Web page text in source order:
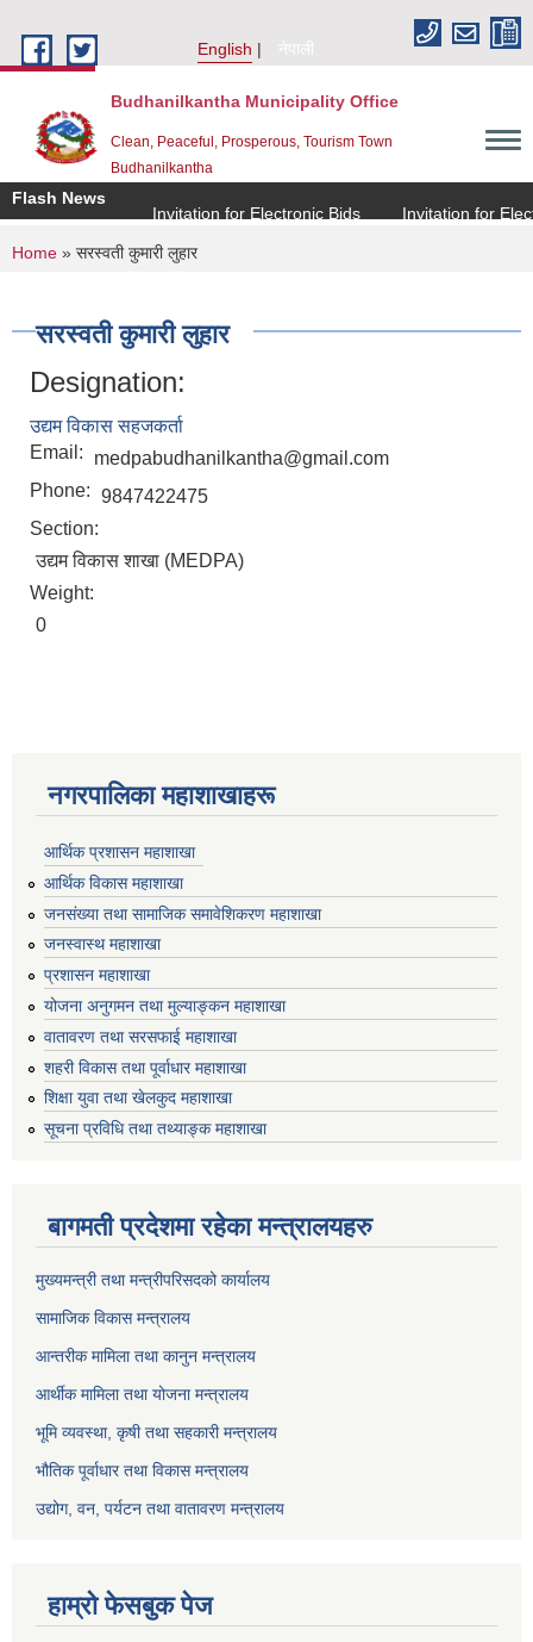
English
नेपाली
Budhanilkantha Municipality Office
Clean, Peaceful, Prosperous, Tourism Town
Budhanilkantha
Flash News
Invitation for Electronic Bids
Invitation for
You are here
Home » सरस्वती कुमारी लुहार
सरस्वती कुमारी लुहार
Designation:
उद्यम विकास सहजकर्ता
Email:
medpabudhanilkantha@gmail.com
Phone: 9847422475
Section:
उद्यम विकास शाखा (MEDPA)
Weight:
0
नगरपालिका महाशाखाहरू
आर्थिक प्रशासन महाशाखा
आर्थिक विकास महाशाखा
जनसंख्या तथा सामाजिक समावेशिकरण महाशाखा
जनस्वास्थ महाशाखा
प्रशासन महाशाखा
योजना अनुगमन तथा मुल्याङ्कन महाशाखा
वातावरण तथा सरसफाई महाशाखा
शहरी विकास तथा पूर्वाधार महाशाखा
शिक्षा युवा तथा खेलकुद महाशाखा
सूचना प्रविधि तथा तथ्याङ्क महाशाखा
बागमती प्रदेशमा रहेका मन्त्रालयहरु
मुख्यमन्त्री तथा मन्त्रीपरिसदको कार्यालय
सामाजिक विकास मन्त्रालय
आन्तरीक मामिला तथा कानुन मन्त्रालय
आर्थीक मामिला तथा योजना मन्त्रालय
भूमि व्यवस्था, कृषी तथा सहकारी मन्त्रालय
भौतिक पूर्वाधार तथा विकास मन्त्रालय
उद्योग, वन, पर्यटन तथा वातावरण मन्त्रालय
हाम्रो फेसबुक पेज